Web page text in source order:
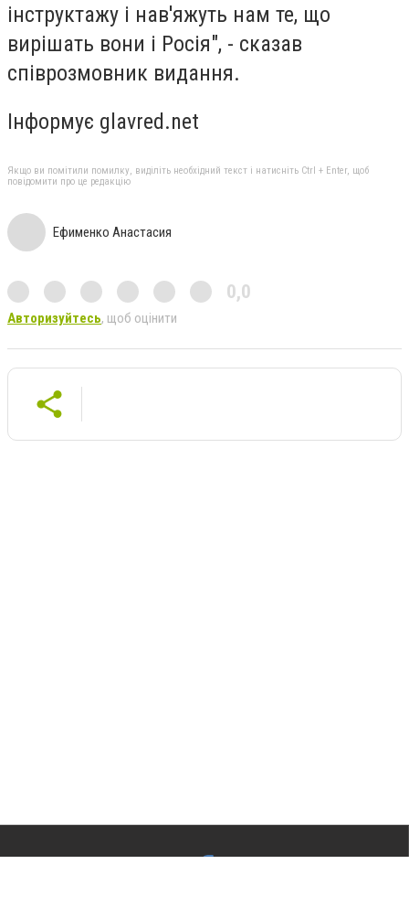
інструктажу і нав'яжуть нам те, що
вирішать вони і Росія", - сказав
співрозмовник видання.
Інформує glavred.net
Якщо ви помітили помилку, виділіть необхідний текст і натисніть Ctrl + Enter, щоб
повідомити про це редакцію
Ефименко Анастасия
0,0
Авторизуйтесь, щоб оцінити